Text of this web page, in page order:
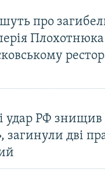
про
Плохотнюка
удар РФ знищив
дві